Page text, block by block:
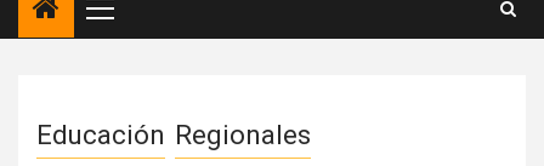
Menú
principal
Educación Regionales